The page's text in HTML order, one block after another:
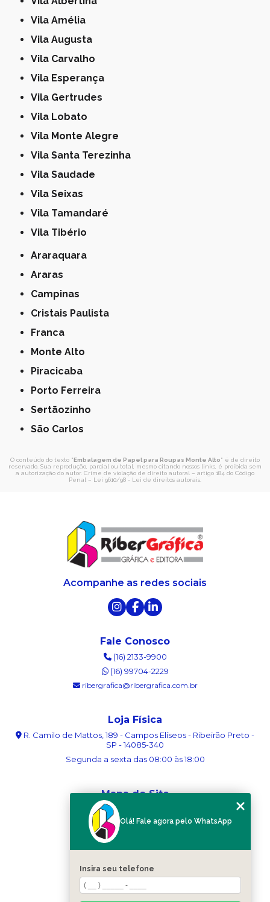
Vila Amélia
Vila Augusta
Vila Carvalho
Vila Esperança
Vila Gertrudes
Vila Lobato
Vila Monte Alegre
Vila Santa Terezinha
Vila Saudade
Vila Seixas
Vila Tamandaré
Vila Tibério
Araraquara
Araras
Campinas
Cristais Paulista
Franca
Monte Alto
Piracicaba
Porto Ferreira
Sertãozinho
São Carlos
O conteúdo do texto " Embalagem de Papel para Roupas Monte Alto" é de direito
reservado. Sua reprodução, parcial ou total, mesmo citando nossos links, é proibida sem
a autorização do autor. Crime de violação de direito autoral – artigo 184 do Código
Penal – Lei 9610/98 - Lei de direitos autorais.
Acompanhe as redes sociais
Fale Conosco
(16) 2133-9900
(16) 99704-2229
ribergrafica@ribergrafica.com.br
Loja Física
R. Camilo de Mattos, 189 - Campos Elíseos - Ribeirão Preto -
SP - 14085-340
Segunda a sexta das 08:00 às 18:00
Mapa do Site
Sobre nós
Blog
Categorias
Mapa do site
Olá! Fale agora pelo WhatsApp
Insira seu telefone